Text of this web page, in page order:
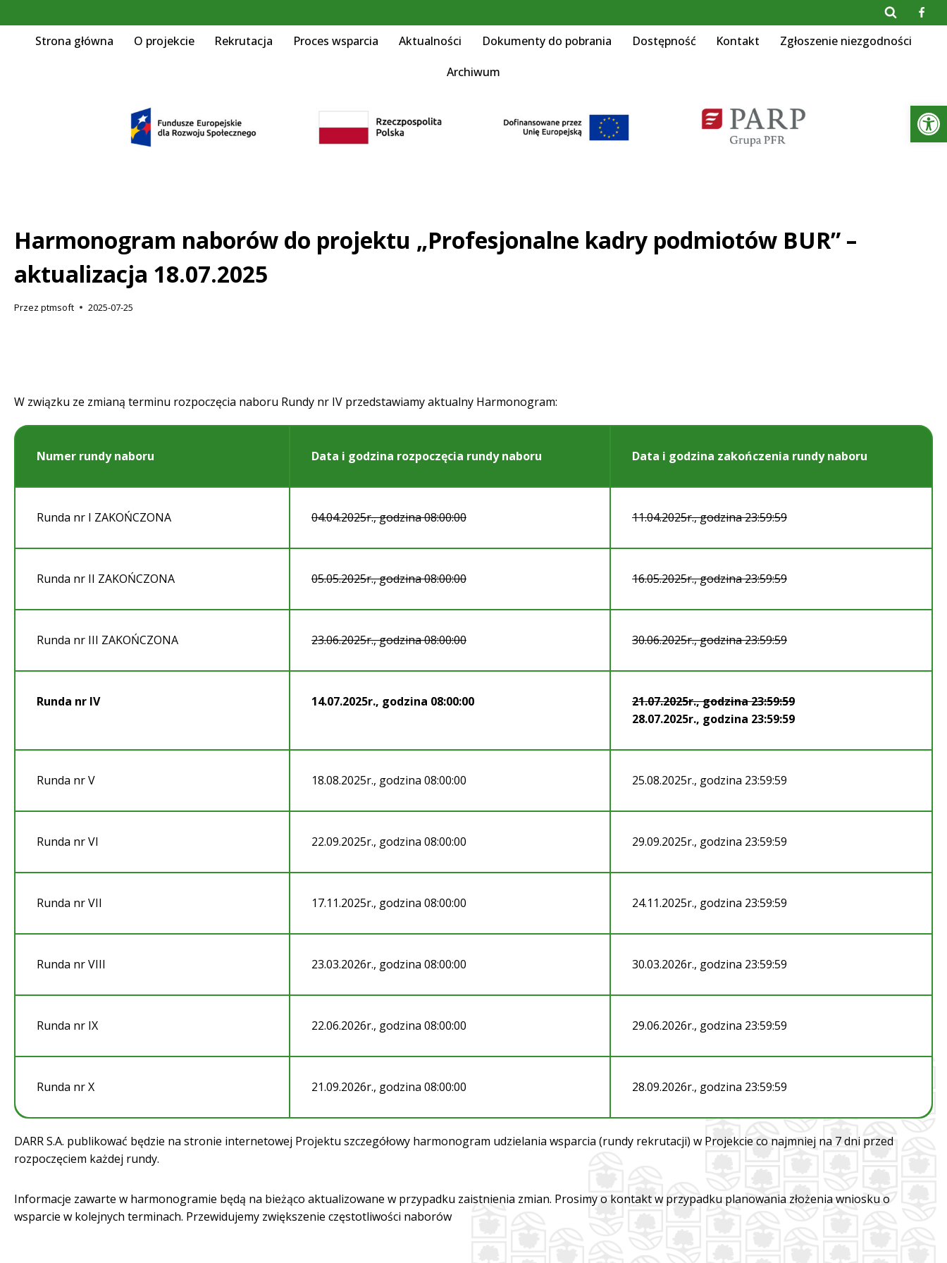
Strona główna O projekcie Rekrutacja Proces wsparcia Aktualności Dokumenty do pobrania Dostępność Kontakt Zgłoszenie niezgodności
Archiwum
Harmonogram naborów do projektu „Profesjonalne kadry podmiotów BUR” –
aktualizacja 18.07.2025
Przez ptmsoft 2025-07-25
W związku ze zmianą terminu rozpoczęcia naboru Rundy nr IV przedstawiamy aktualny Harmonogram:
Numer rundy naboru Data i godzina rozpoczęcia rundy naboru Data i godzina zakończenia rundy naboru
Runda nr I ZAKOŃCZONA 04.04.2025r., godzina 08:00:00 11.04.2025r., godzina 23:59:59
Runda nr II ZAKOŃCZONA 05.05.2025r., godzina 08:00:00 16.05.2025r., godzina 23:59:59
Runda nr III ZAKOŃCZONA 23.06.2025r., godzina 08:00:00 30.06.2025r., godzina 23:59:59
Runda nr IV 14.07.2025r., godzina 08:00:00
21.07.2025r., godzina 23:59:59
28.07.2025r., godzina 23:59:59
Runda nr V 18.08.2025r., godzina 08:00:00 25.08.2025r., godzina 23:59:59
Runda nr VI 22.09.2025r., godzina 08:00:00 29.09.2025r., godzina 23:59:59
Runda nr VII 17.11.2025r., godzina 08:00:00 24.11.2025r., godzina 23:59:59
Runda nr VIII 23.03.2026r., godzina 08:00:00 30.03.2026r., godzina 23:59:59
Runda nr IX 22.06.2026r., godzina 08:00:00 29.06.2026r., godzina 23:59:59
Runda nr X 21.09.2026r., godzina 08:00:00 28.09.2026r., godzina 23:59:59
DARR S.A. publikować będzie na stronie internetowej Projektu szczegółowy harmonogram udzielania wsparcia (rundy rekrutacji) w Projekcie co najmniej na 7 dni przed
rozpoczęciem każdej rundy.
Informacje zawarte w harmonogramie będą na bieżąco aktualizowane w przypadku zaistnienia zmian. Prosimy o kontakt w przypadku planowania złożenia wniosku o
wsparcie w kolejnych terminach. Przewidujemy zwiększenie częstotliwości naborów